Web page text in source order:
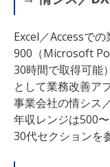
Excel／Accessで
900（Microsoft
30時間で取得可能
として業務改善ア
事業会社の情シス
年収レンジは500〜
30代セクションを